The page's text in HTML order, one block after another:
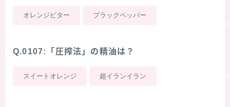
オレンジビター ブラックペッパー
Q.0107:「圧搾法」の精油は？
スイートオレンジ 超イランイラン